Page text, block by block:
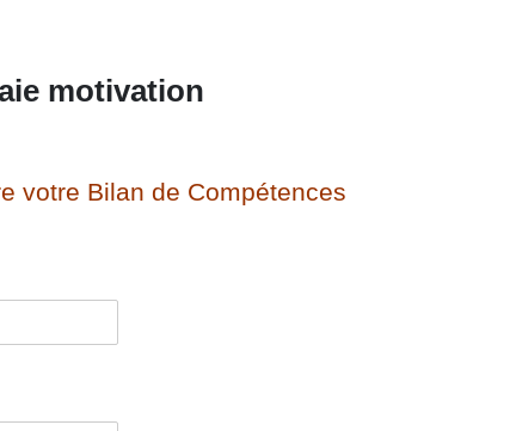
motivation
votre Bilan de Compétences